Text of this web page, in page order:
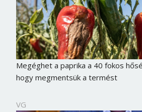
Megéghet a paprika a 40 fokos
hogy megmentsük a termést
VG